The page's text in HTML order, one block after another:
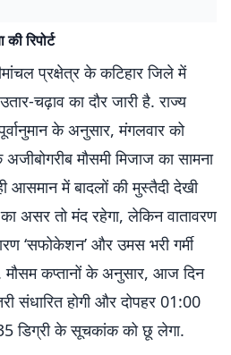
रिपोर्ट
प्रक्षेत्र के कटिहार जिले में
चढ़ाव का दौर जारी है. राज्य
के अनुसार, मंगलवार को
मौसमी मिजाज का सामना
में बादलों की मुस्तैदी देखी
असर तो मंद रहेगा, लेकिन वातावरण
‘सफोकेशन’ और उमस भरी गर्मी
मौसम कप्तानों के अनुसार, आज दिन
संधारित होगी और दोपहर 01:00
डिग्री के सूचकांक को छू लेगा.